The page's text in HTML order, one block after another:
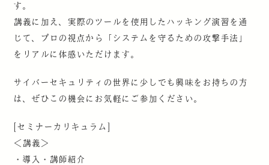
す。
講義に加え、実際のツールを使用したハッキング演習を通
じて、プロの視点から「システムを守るための攻撃手法」
をリアルに体感いただけます。
サイバーセキュリティの世界に少しでも興味をお持ちの方
は、ぜひこの機会にお気軽にご参加ください。
[セミナーカリキュラム]
＜講義＞
・導入・講師紹介